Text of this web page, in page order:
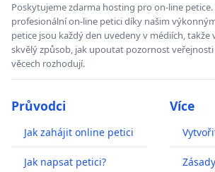
Poskytujeme zdarma hosting pro on-line
profesionální on-line petici díky našim
petice jsou každý den uvedeny v médiích, takže
skvělý způsob, jak upoutat pozornost
věcech rozhodují.
Průvodci
Jak zahájit online petici
Jak napsat petici?
Více